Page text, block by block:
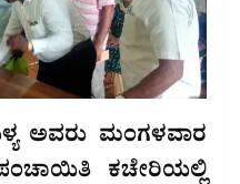
ಅವರು ಮಂಗಳವಾರ
ಕಚೇರಿಯಲ್ಲಿ